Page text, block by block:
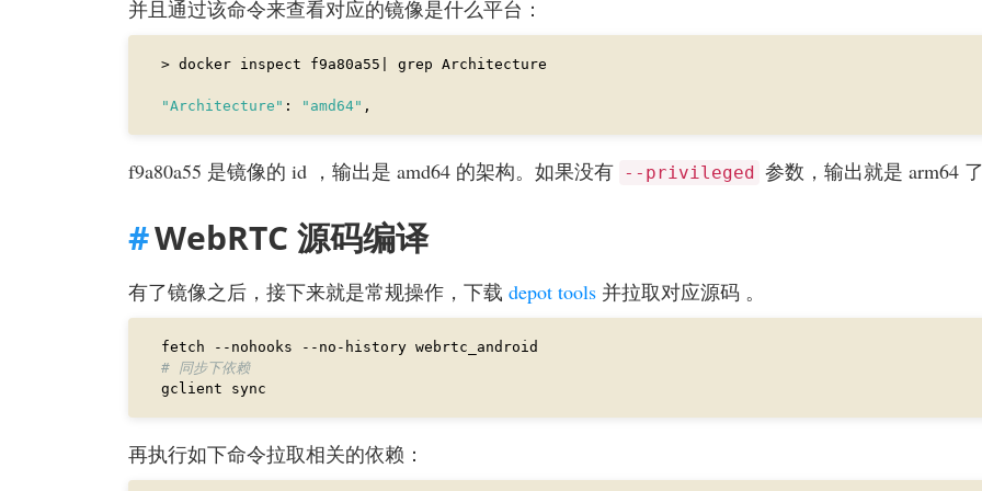
并且通过该命令来查看对应的镜像是什么平台：
"Architecture" : "amd64"
f9a80a55 是镜像的 id ，输出是 amd64 的架构。如果没有 --privileged 参数，输出就是 arm64
WebRTC 源码编译
有了镜像之后，接下来就是常规操作，下载 depot tools 并拉取对应源码 。
# 同步下依赖
再执行如下命令拉取相关的依赖：